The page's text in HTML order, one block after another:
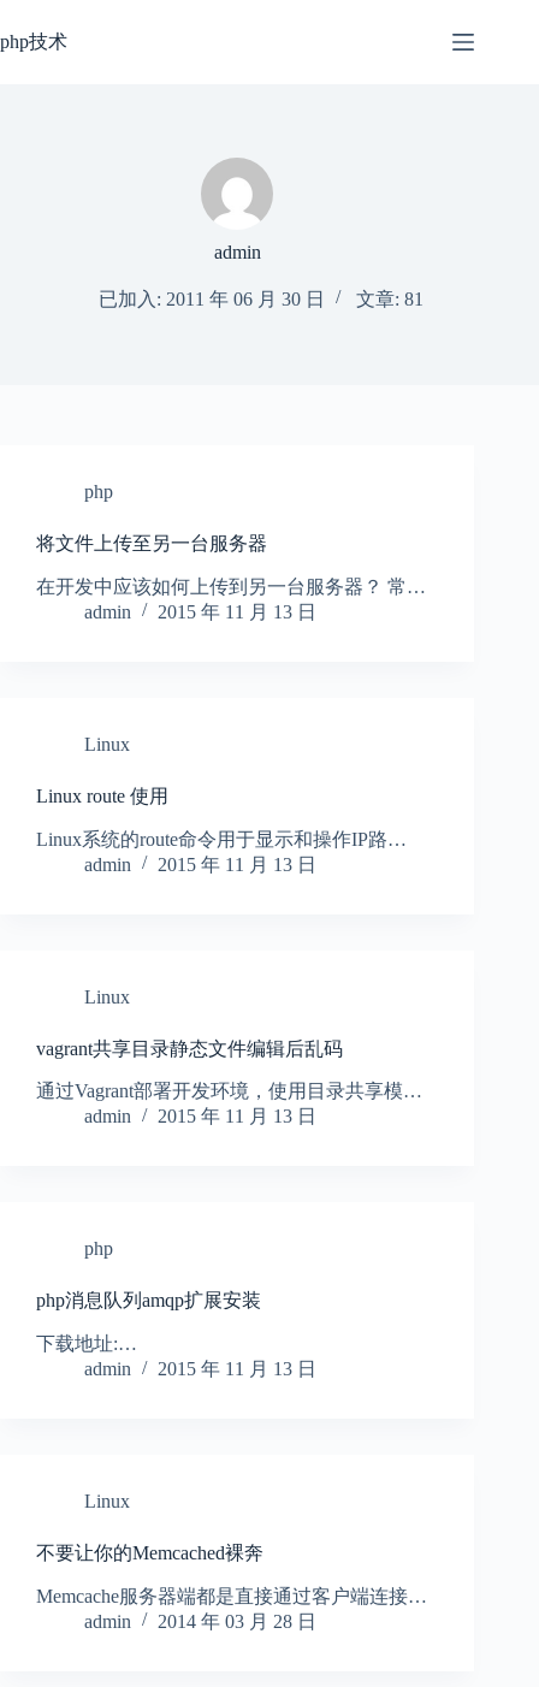
过
php技术
admin
已加入: 2011 年 06 月 30 日 文章: 81
php
将文件上传至另一台服务器
在开发中应该如何上传到另一台服务器？ 常…
admin
2015 年 11 月 13 日
Linux
Linux route 使用
Linux系统的route命令用于显示和操作IP路…
admin
2015 年 11 月 13 日
Linux
vagrant共享目录静态文件编辑后乱码
通过Vagrant部署开发环境，使用目录共享模…
admin
2015 年 11 月 13 日
php
php消息队列amqp扩展安装
下载地址:…
admin
2015 年 11 月 13 日
Linux
不要让你的Memcached裸奔
Memcache服务器端都是直接通过客户端连接…
admin
2014 年 03 月 28 日